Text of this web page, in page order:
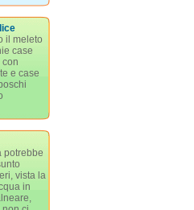
il meleto
case
con
e case
potrebbe
vista la
in